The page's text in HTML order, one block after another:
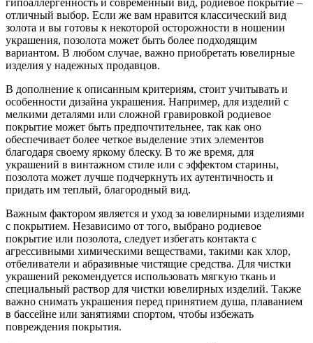
отличный выбор. Если же вам нравится классический вид
золота и вы готовы к некоторой осторожности в ношении
украшения, позолота может быть более подходящим
вариантом. В любом случае, важно приобретать ювелирные
изделия у надежных продавцов.
В дополнение к описанным критериям, стоит учитывать и
особенности дизайна украшения. Например, для изделий с
мелкими деталями или сложной гравировкой родиевое
покрытие может быть предпочтительнее, так как оно
обеспечивает более четкое выделение этих элементов
благодаря своему яркому блеску. В то же время, для
украшений в винтажном стиле или с эффектом старины,
позолота может лучше подчеркнуть их аутентичность и
придать им теплый, благородный вид.
Важным фактором является и уход за ювелирными изделиями
с покрытием. Независимо от того, выбрано родиевое
покрытие или позолота, следует избегать контакта с
агрессивными химическими веществами, такими как хлор,
отбеливатели и абразивные чистящие средства. Для чистки
украшений рекомендуется использовать мягкую ткань и
специальный раствор для чистки ювелирных изделий. Также
важно снимать украшения перед принятием душа, плаванием
в бассейне или занятиями спортом, чтобы избежать
повреждения покрытия.